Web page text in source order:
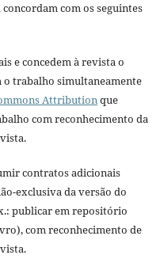
com os seguintes
e concedem à revista o
trabalho simultaneamente
Attributionque
com reconhecimento da
contratos adicionais
exclusiva da versão do
publicar em repositório
com reconhecimento de